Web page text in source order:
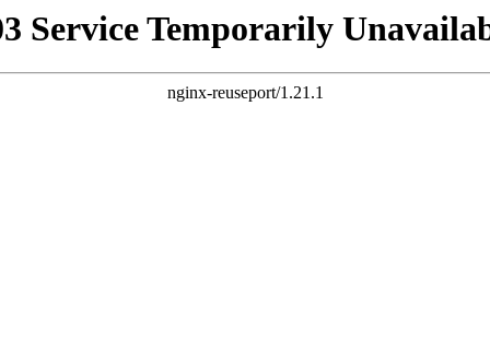
Service Temporarily
nginx-reuseport/1.21.1